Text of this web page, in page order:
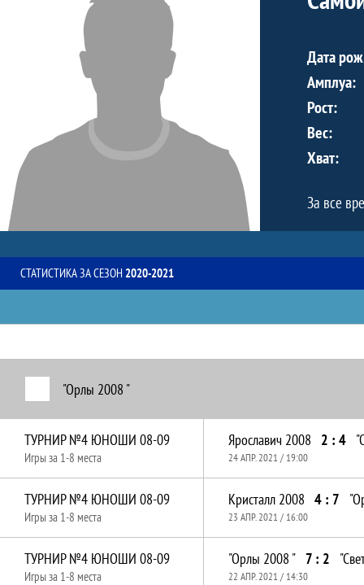
Дата
Амплуа:
Рост:
Вес:
Хват:
За все
СТАТИСТИКА ЗА СЕЗОН 2020-2021
"Орлы 2008 "
ТУРНИР №4 ЮНОШИ 08-09
Игры за 1-8 места
Ярославич 2008 2 : 4
24 АПР. 2021 / 19:00
ТУРНИР №4 ЮНОШИ 08-09
Игры за 1-8 места
Кристалл 2008 4 : 7
23 АПР. 2021 / 16:00
ТУРНИР №4 ЮНОШИ 08-09
Игры за 1-8 места
"Орлы 2008 " 7 : 2
22 АПР. 2021 / 14:30